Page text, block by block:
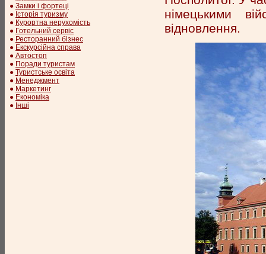
● Замки і фортеці
● Історія туризму
● Курортна нерухомість
● Готельний сервіс
● Ресторанний бізнес
● Екскурсійна справа
● Автостоп
● Поради туристам
● Туристське освіта
● Менеджмент
● Маркетинг
● Економіка
● Інші
німецькими
відновлення.